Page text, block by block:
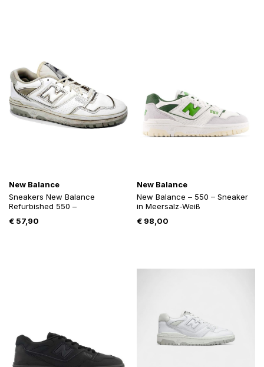
New Balance
Sneakers New Balance
Refurbished 550 –
€ 57,90
New Balance
New Balance – 550 – Sneaker
in Meersalz-Weiß
€98,00